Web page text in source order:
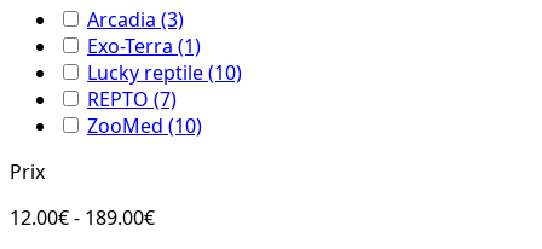
Arcadia (3)
Exo-Terra (1)
Lucky reptile(10)
REPTO (7)
ZooMed (10)
Prix
12.00€ - 189.00€